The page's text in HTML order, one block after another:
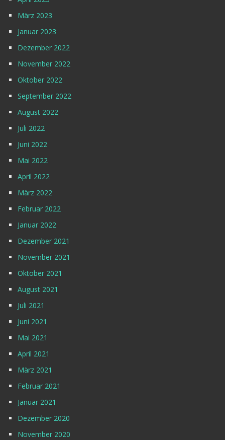
März 2023
Januar 2023
Dezember 2022
November 2022
Oktober 2022
September 2022
August 2022
Juli 2022
Juni 2022
Mai 2022
April 2022
März 2022
Februar 2022
Januar 2022
Dezember 2021
November 2021
Oktober 2021
August 2021
Juli 2021
Juni 2021
Mai 2021
April 2021
März 2021
Februar 2021
Januar 2021
Dezember 2020
November 2020